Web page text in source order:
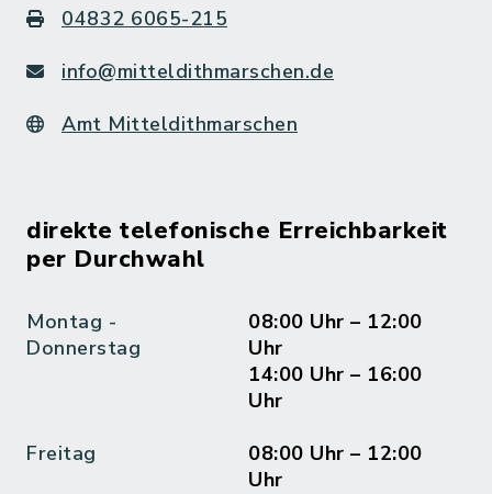
04832 6065-215
info@mitteldithmarschen.de
Amt Mitteldithmarschen
direkte telefonische Erreichbarkeit
per Durchwahl
Montag -
Donnerstag
08:00 Uhr – 12:00
Uhr
14:00 Uhr – 16:00
Uhr
Freitag
08:00 Uhr – 12:00
Uhr